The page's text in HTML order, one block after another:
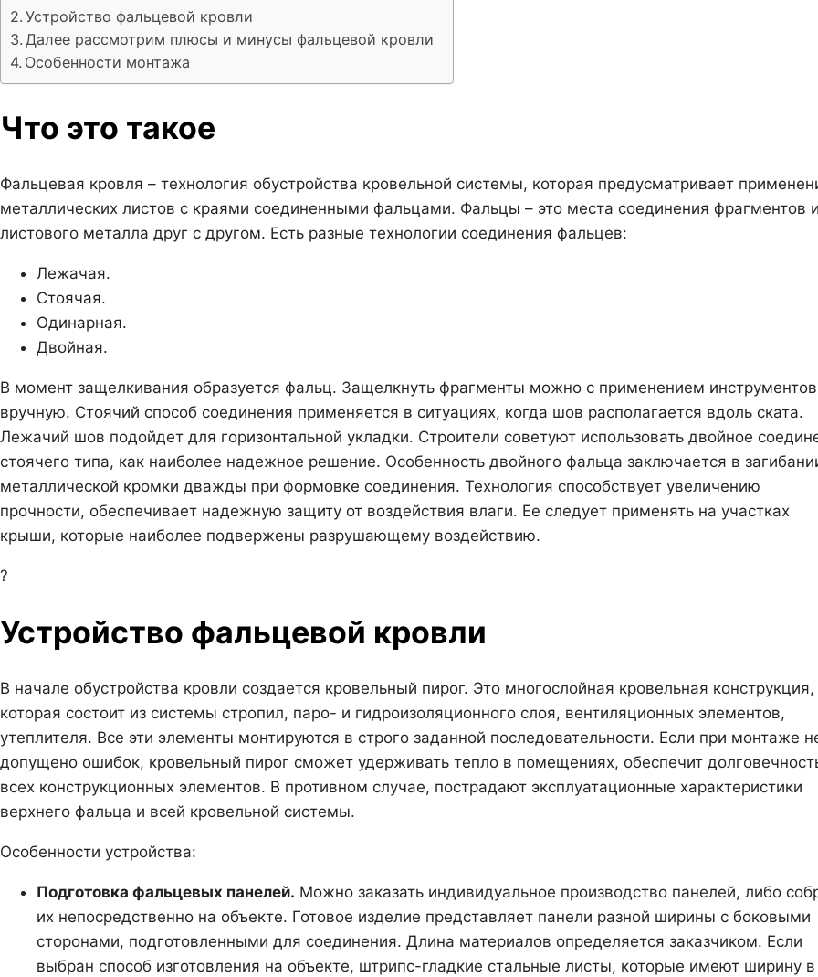
Устройство фальцевой кровли
Далее рассмотрим плюсы и минусы фальцевой кровли
Особенности монтажа
Что это такое
Фальцевая кровля – технология обустройства кровельной системы, которая предусматривает
металлических листов с краями соединенными фальцами. Фальцы – это места соединения фрагментов
листового металла друг с другом. Есть разные технологии соединения фальцев:
Лежачая.
Стоячая.
Одинарная.
Двойная.
В момент защелкивания образуется фальц. Защелкнуть фрагменты можно с применением
вручную. Стоячий способ соединения применяется в ситуациях, когда шов располагается вдоль ската.
Лежачий шов подойдет для горизонтальной укладки. Строители советуют использовать двойное
стоячего типа, как наиболее надежное решение. Особенность двойного фальца заключается в
металлической кромки дважды при формовке соединения. Технология способствует увеличению
прочности, обеспечивает надежную защиту от воздействия влаги. Ее следует применять на участках
крыши, которые наиболее подвержены разрушающему воздействию.
?
Устройство фальцевой кровли
В начале обустройства кровли создается кровельный пирог. Это многослойная кровельная конструкция,
которая состоит из системы стропил, паро- и гидроизоляционного слоя, вентиляционных элементов,
утеплителя. Все эти элементы монтируются в строго заданной последовательности. Если при монтаже
допущено ошибок, кровельный пирог сможет удерживать тепло в помещениях, обеспечит
всех конструкционных элементов. В противном случае, пострадают эксплуатационные характеристики
верхнего фальца и всей кровельной системы.
Особенности устройства:
Подготовка фальцевых панелей. Можно заказать индивидуальное производство панелей, либо
их непосредственно на объекте. Готовое изделие представляет панели разной ширины с боковыми
сторонами, подготовленными для соединения. Длина материалов определяется заказчиком. Если
выбран способ изготовления на объекте, штрипс-гладкие стальные листы, которые имеют ширину в